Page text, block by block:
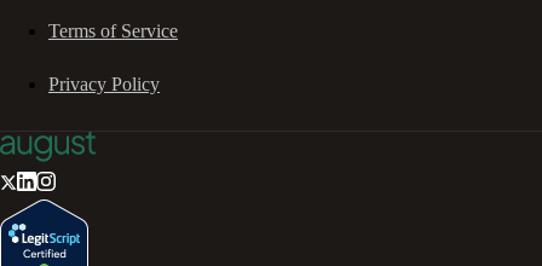
Terms of Service
Privacy Policy